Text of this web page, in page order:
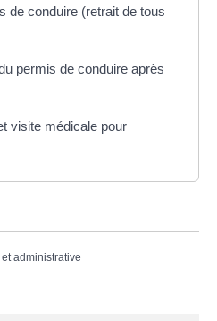
de conduire (retrait de tous
permis de conduire après
visite médicale pour
administrative